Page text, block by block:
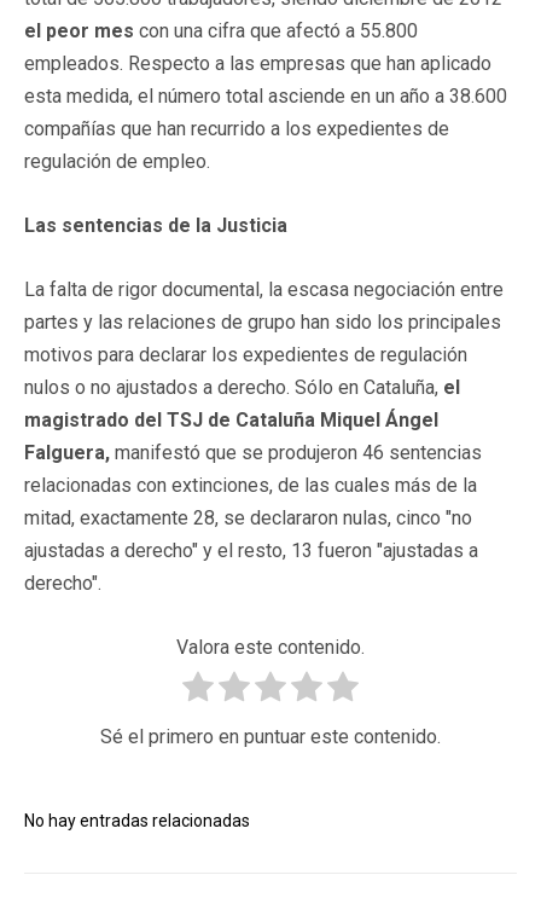
el peor mes con una cifra que afectó a 55.800
empleados. Respecto a las empresas que han aplicado
esta medida, el número total asciende en un año a 38.600
compañías que han recurrido a los expedientes de
regulación de empleo.
Las sentencias de la Justicia
La falta de rigor documental, la escasa negociación entre
partes y las relaciones de grupo han sido los principales
motivos para declarar los expedientes de regulación
nulos o no ajustados a derecho. Sólo en Cataluña, el
magistrado del TSJ de Cataluña Miquel Ángel
Falguera, manifestó que se produjeron 46 sentencias
relacionadas con extinciones, de las cuales más de la
mitad, exactamente 28, se declararon nulas, cinco "no
ajustadas a derecho" y el resto, 13 fueron "ajustadas a
derecho".
Valora este contenido.
Sé el primero en puntuar este contenido.
No hay entradas relacionadas